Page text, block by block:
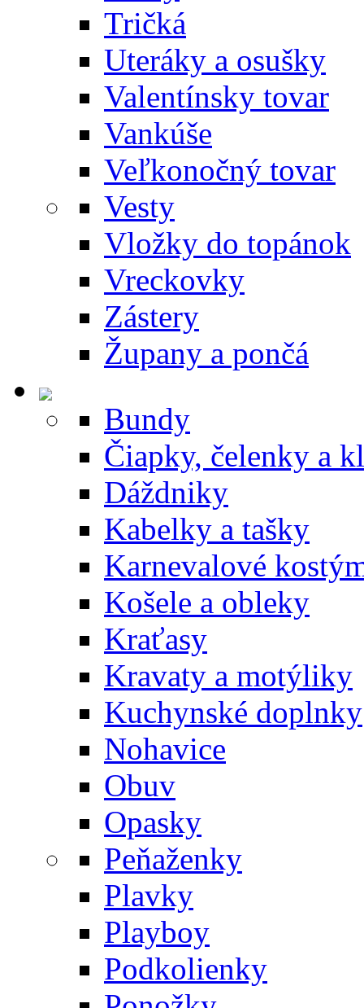
Tričká
Uteráky a osušky
Valentínsky tovar
Vankúše
Veľkonočný tovar
Vesty
Vložky do topánok
Vreckovky
Zástery
Župany a pončá
Bundy
Čiapky, čelenky a
Dáždniky
Kabelky a tašky
Karnevalové
Košele a obleky
Kraťasy
Kravaty a motýliky
Kuchynské doplnky
Nohavice
Obuv
Opasky
Peňaženky
Plavky
Playboy
Podkolienky